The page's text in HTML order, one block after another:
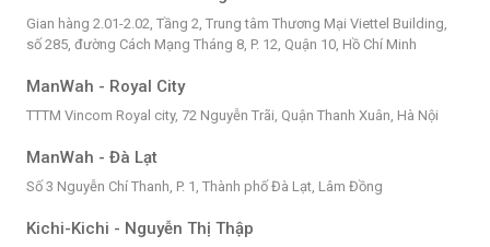
Gian hàng 2.01-2.02, Tầng 2, Trung tâm Thương Mại Viettel Building,
số 285, đường Cách Mạng Tháng 8, P. 12, Quận 10, Hồ Chí Minh
ManWah - Royal City
TTTM Vincom Royal city, 72 Nguyễn Trãi, Quận Thanh Xuân, Hà Nội
ManWah - Đà Lạt
Số 3 Nguyễn Chí Thanh, P. 1, Thành phố Đà Lạt, Lâm Đồng
Kichi-Kichi - Nguyễn Thị Thập